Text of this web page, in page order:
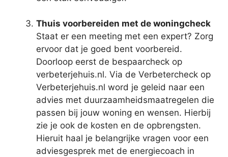
Thuis voorbereiden met de woningcheck
Staat er een meeting met een expert? Zorg
ervoor dat je goed bent voorbereid.
Doorloop eerst de bespaarcheck op
verbeterjehuis.nl. Via de Verbetercheck op
Verbeterjehuis.nl word je geleid naar een
advies met duurzaamheidsmaatregelen die
passen bij jouw woning en wensen. Hierbij
zie je ook de kosten en de opbrengsten.
Hieruit haal je belangrijke vragen voor een
adviesgesprek met de energiecoach in